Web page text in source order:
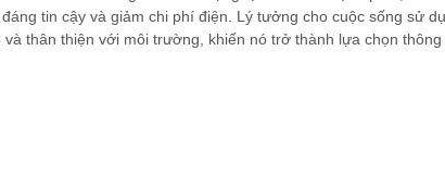
tin cậy và giảm chi phí điện. Lý tưởng cho cuộc sống sử
thân thiện với môi trường, khiến nó trở thành lựa chọn thông